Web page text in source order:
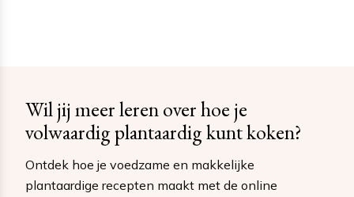
Wil jij meer leren over hoe je
volwaardig plantaardig kunt koken?
Ontdek hoe je voedzame en makkelijke
plantaardige recepten maakt met de online